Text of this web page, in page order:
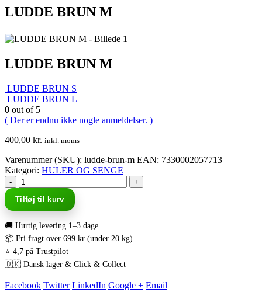
LUDDE BRUN M
LUDDE BRUN M
LUDDE BRUN S
LUDDE BRUN L
0 out of 5
( Der er endnu ikke nogle anmeldelser. )
400,00 kr. inkl. moms
Varenummer (SKU): ludde-brun-m EAN: 7330002057713
Kategori: HULER OG SENGE
-
+
Tilføj til kurv
🚚 Hurtig levering 1–3 dage
📦 Fri fragt over 699 kr (under 20 kg)
⭐ 4,7 på Trustpilot
🇩🇰 Dansk lager & Click & Collect
Facebook Twitter LinkedIn Google + Email